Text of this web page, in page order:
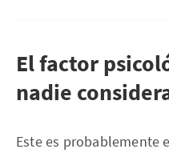
El factor
nadie
Este es probablemente